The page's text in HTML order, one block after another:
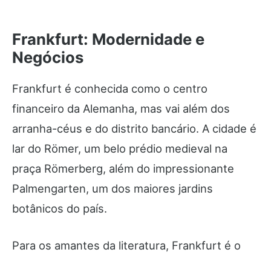
Frankfurt: Modernidade e
Negócios
Frankfurt é conhecida como o centro
financeiro da Alemanha, mas vai além dos
arranha-céus e do distrito bancário. A cidade é
lar do Römer, um belo prédio medieval na
praça Römerberg, além do impressionante
Palmengarten, um dos maiores jardins
botânicos do país.
Para os amantes da literatura, Frankfurt é o